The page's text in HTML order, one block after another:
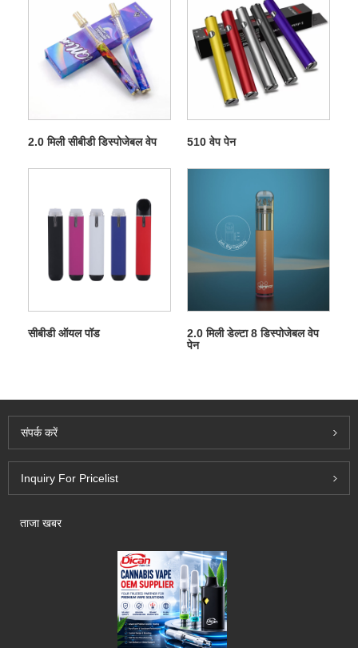
2.0 मिली सीबीडी डिस्पोजेबल वेप 510 वेप पेन
सीबीडी ऑयल पॉड
2.0 मिली डेल्टा 8 डिस्पोजेबल वेप
पेन
संपर्क करें
Inquiry For Pricelist
ताजा खबर